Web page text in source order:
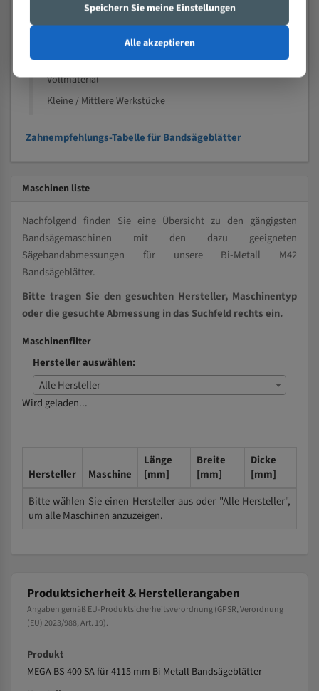
Nichteisenmetalle
Speziell entwickelt für Profile / Rohre
Vollmaterial
Kleine / Mittlere Werkstücke
Zahnempfehlungs-Tabelle für Bandsägeblätter
Maschinen liste
Nachfolgend finden Sie eine Übersicht zu den gängigsten
Bandsägemaschinen mit den dazu geeigneten
Sägebandabmessungen für unsere Bi-Metall M42
Bandsägeblätter.
Bitte tragen Sie den gesuchten Hersteller, Maschinentyp
oder die gesuchte Abmessung in das Suchfeld rechts ein.
Maschinenfilter
Hersteller auswählen:
Alle Hersteller
Wird geladen...
Hersteller Maschine
Länge
[mm]
Breite
[mm]
Dicke
[mm]
Bitte wählen Sie einen Hersteller aus oder "Alle Hersteller",
um alle Maschinen anzuzeigen.
Produktsicherheit & Herstellerangaben
Angaben gemäß EU-Produktsicherheitsverordnung (GPSR, Verordnung
(EU) 2023/988, Art. 19).
Produkt
MEGA BS-400 SA für 4115 mm Bi-Metall Bandsägeblätter
Speichern Sie meine Einstellungen
Alle akzeptieren